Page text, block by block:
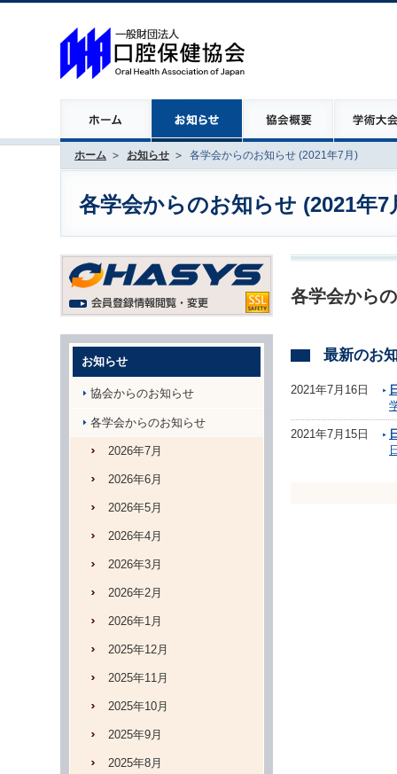
ホーム お知らせ 各学会からのお知らせ (2021年7月)
各学会からのお知らせ (2021年7
各学会から
最新のお
2021年7月16日
2021年7月15日
お知らせ
協会からのお知らせ
各学会からのお知らせ
2026年7月
2026年6月
2026年5月
2026年4月
2026年3月
2026年2月
2026年1月
2025年12月
2025年11月
2025年10月
2025年9月
2025年8月